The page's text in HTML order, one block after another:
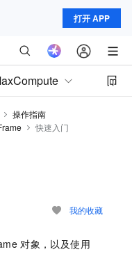
打开 APP
操作指南
快速入门
我的收藏
对象，以及使用